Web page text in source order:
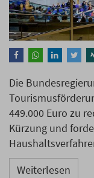
Die
449.000 Euro zu
Kürzung und
Weiterlesen